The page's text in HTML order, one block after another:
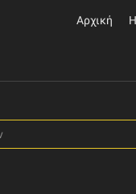
Αρχική